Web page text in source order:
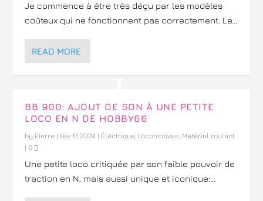
Je commence à être très déçu par les modèles
coûteux qui ne fonctionnent pas correctement. Le...
READ MORE
BB 900: AJOUT DE SON À UNE PETITE
LOCO EN N DE HOBBY66
by Pierre | Fév 17, 2024 | Éléctrique, Locomotives, Matériel roulant
|0
Une petite loco critiquée par son faible pouvoir de
traction en N, mais aussi unique et iconique:...